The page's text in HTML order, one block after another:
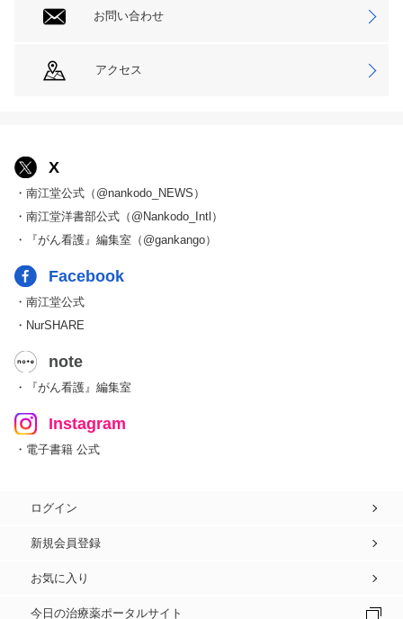
お問い合わせ
アクセス
X
・南江堂公式（@nankodo_NEWS）
・南江堂洋書部公式（@Nankodo_Intl）
・『がん看護』編集室（@gankango）
Facebook
・南江堂公式
・NurSHARE
note
・『がん看護』編集室
Instagram
・電子書籍 公式
ログイン
新規会員登録
お気に入り
今日の治療薬ポータルサイト